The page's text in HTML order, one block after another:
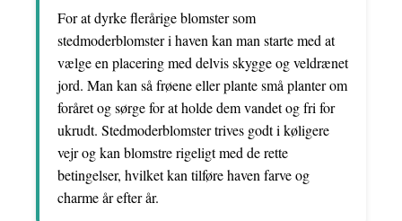
For at dyrke flerårige blomster som
stedmoderblomster i haven kan man starte med at
vælge en placering med delvis skygge og veldrænet
jord. Man kan så frøene eller plante små planter om
foråret og sørge for at holde dem vandet og fri for
ukrudt. Stedmoderblomster trives godt i køligere
vejr og kan blomstre rigeligt med de rette
betingelser, hvilket kan tilføre haven farve og
charme år efter år.